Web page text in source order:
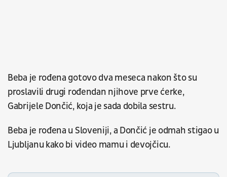
Beba je rođena gotovo dva meseca nakon što su
proslavili drugi rođendan njihove prve ćerke,
Gabrijele Dončić, koja je sada dobila sestru.
Beba je rođena u Sloveniji, a Dončić je odmah stigao u
Ljubljanu kako bi video mamu i devojčicu.